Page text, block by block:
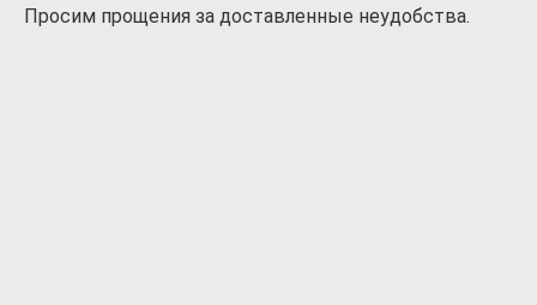
300руб.
Просим прощения за доставленные неудобства.